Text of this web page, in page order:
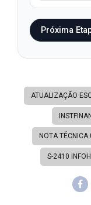
Próxima
ATUALIZAÇÃO
NOTA
S-2410